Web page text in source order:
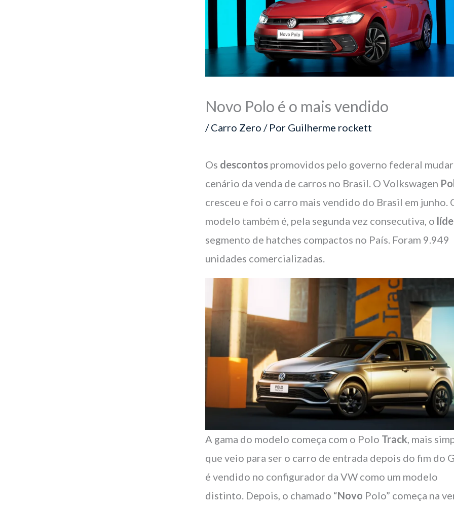
Novo Polo é o mais vendido
/Carro Zero / Por Guilherme rockett
Os descontos promovidos pelo governo federal
cenário da venda de carros no Brasil. O Volkswagen
cresceu e foi o carro mais vendido do Brasil em junho.
modelo também é, pela segunda vez consecutiva, o
segmento de hatches compactos no País. Foram 9.949
unidades comercializadas.
A gama do modelo começa com o Polo Track, mais
que veio para ser o carro de entrada depois do fim do
é vendido no configurador da VW como um modelo
distinto. Depois, o chamado “Novo Polo” começa na